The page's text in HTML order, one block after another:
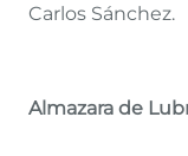
Carlos Sánchez.
Almazara de